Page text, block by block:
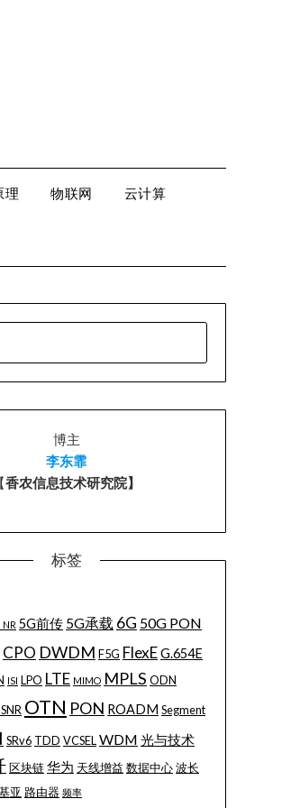
理 物联网 云计算
博主
李东霏
【香农信息技术研究院】
标签
NR 5G前传 5G承载 6G 50G PON
CPO DWDM F5G FlexEG.654E
ISI LPO LTE MIMO MPLS ODN
OTN PON ROADM Segment
SRv6 TDD VCSELWDM 光与技术
区块链华为 天线增益 数据中心波长
亚 路由器 频率